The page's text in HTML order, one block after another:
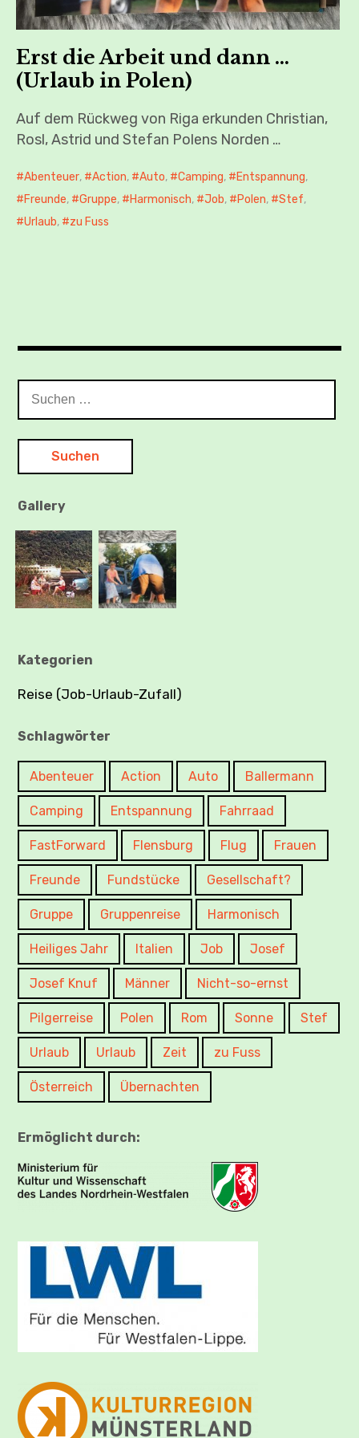
Erst die Arbeit und dann …
(Urlaub in Polen)
Auf dem Rückweg von Riga erkunden Christian,
Rosl, Astrid und Stefan Polens Norden …
Abenteuer, Action, Auto, Camping, Entspannung,
Freunde, Gruppe, Harmonisch, Job, Polen, Stef,
Urlaub, zu Fuss
nach:
Gallery
Kategorien
Reise (Job-Urlaub-Zufall)
Schlagwörter
Abenteuer Action Auto Ballermann
Camping Entspannung Fahrraad
FastForward Flensburg Flug Frauen
Freunde Fundstücke Gesellschaft?
Gruppe Gruppenreise Harmonisch
Heiliges Jahr Italien Job Josef
Josef Knuf Männer Nicht-so-ernst
Pilgerreise Polen Rom Sonne Stef
Urlaub Urlaub Zeit zu Fuss
Österreich Übernachten
Ermöglicht durch: